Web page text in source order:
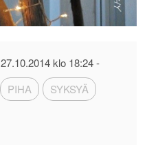
27.10.2014 klo 18:24-
PIHA
SYKSYÄ